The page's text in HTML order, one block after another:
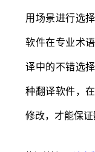
用场景进行选
软件在专业术
译中的不错选
种翻译软件，
修改，才能保证